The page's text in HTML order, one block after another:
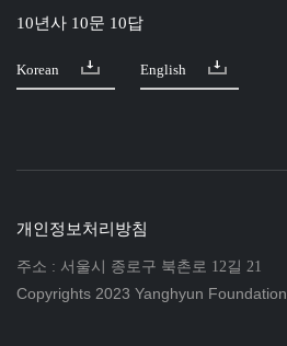
10년사 10문 10답
Korean English
개인정보처리방침
주소 : 서울시 종로구 북촌로 12길 21
Copyrights 2023 Yanghyun